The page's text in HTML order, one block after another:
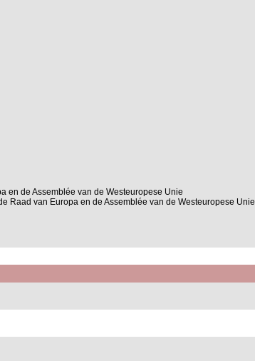
en de Assemblée van de Westeuropese Unie
Raad van Europa en de Assemblée van de Westeuropese Unie